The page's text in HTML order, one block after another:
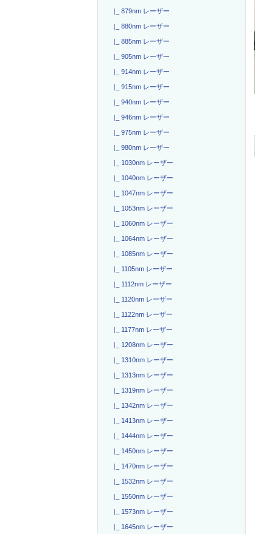
|_ 879nm レーザー
|_ 880nm レーザー
|_ 885nm レーザー
|_ 905nm レーザー
|_ 914nm レーザー
|_ 915nm レーザー
|_ 940nm レーザー
|_ 946nm レーザー
|_ 975nm レーザー
|_ 980nm レーザー
|_ 1030nm レーザー
|_ 1040nm レーザー
|_ 1047nm レーザー
|_ 1053nm レーザー
|_ 1060nm レーザー
|_ 1064nm レーザー
|_ 1085nm レーザー
|_ 1105nm レーザー
|_ 1112nm レーザー
|_ 1120nm レーザー
|_ 1122nm レーザー
|_ 1177nm レーザー
|_ 1208nm レーザー
|_ 1310nm レーザー
|_ 1313nm レーザー
|_ 1319nm レーザー
|_ 1342nm レーザー
|_ 1413nm レーザー
|_ 1444nm レーザー
|_ 1450nm レーザー
|_ 1470nm レーザー
|_ 1532nm レーザー
|_ 1550nm レーザー
|_ 1573nm レーザー
|_ 1645nm レーザー